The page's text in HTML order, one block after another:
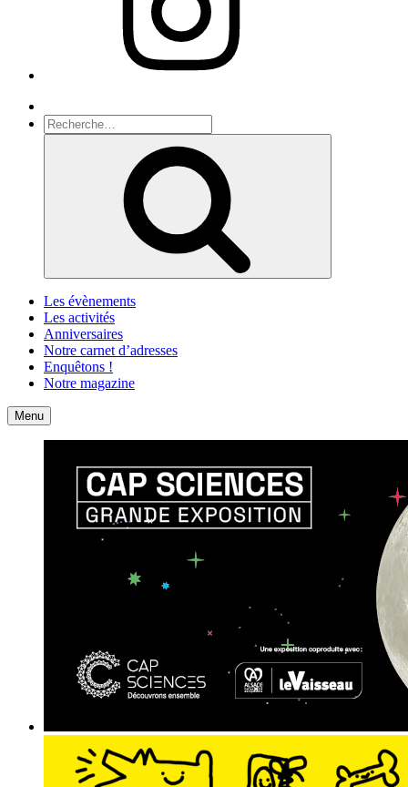
Recherche
pour
Les évènements
Les activités
Anniversaires
Notre carnet d’adresses
Enquêtons !
Notre magazine
Accueil
Menu Contact